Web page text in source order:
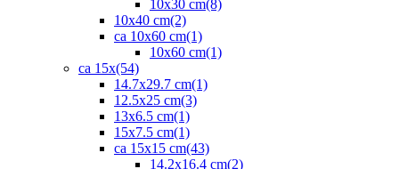
10x30 cm(8)
10x40 cm(2)
ca 10x60 cm(1)
10x60 cm(1)
ca 15x(54)
14.7x29.7 cm(1)
12.5x25 cm(3)
13x6.5 cm(1)
15x7.5 cm(1)
ca 15x15 cm(43)
14.2x16.4 cm(2)